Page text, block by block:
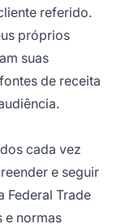
referido.
próprios
suas
de receita
cada vez
e seguir
Federal Trade
e normas